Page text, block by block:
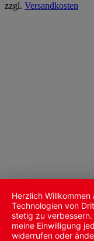
zzgl. Versandkosten
Herzlich
Technologien von
stetig zu
meine Einwilligung
widerrufen oder